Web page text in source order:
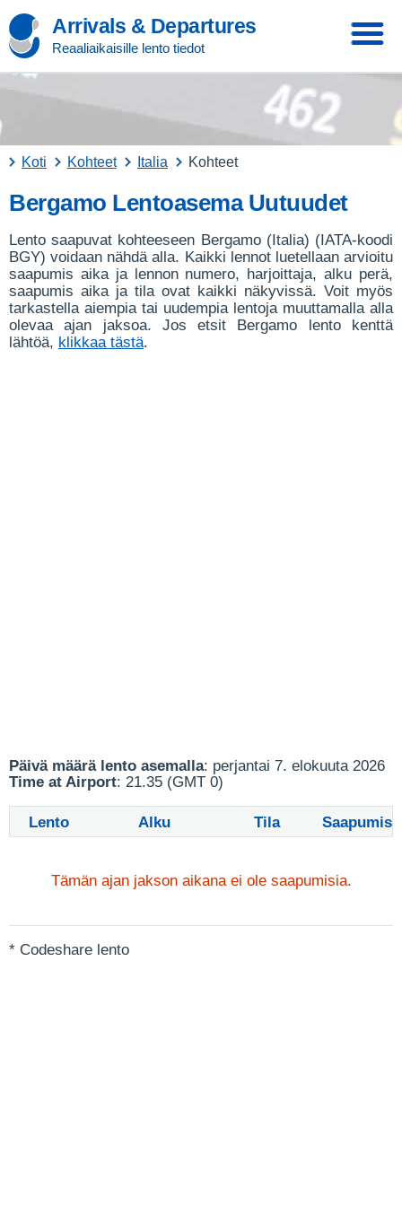
Arrivals & Departures
Reaaliaikaisille lento tiedot
Koti Kohteet Italia Kohteet
Bergamo Lentoasema Uutuudet
Lento saapuvat kohteeseen Bergamo (Italia) (IATA-koodi
BGY) voidaan nähdä alla. Kaikki lennot luetellaan arvioitu
saapumis aika ja lennon numero, harjoittaja, alku perä,
saapumis aika ja tila ovat kaikki näkyvissä. Voit myös
tarkastella aiempia tai uudempia lentoja muuttamalla alla
olevaa ajan jaksoa. Jos etsit Bergamo lento kenttä
lähtöä, klikkaa tästä.
Päivä määrä lento asemalla: perjantai 7. elokuuta 2026
Time at Airport: 21.35 (GMT 0)
Lento Alku Tila Saapumis
Tämän ajan jakson aikana ei ole saapumisia.
* Codeshare lento